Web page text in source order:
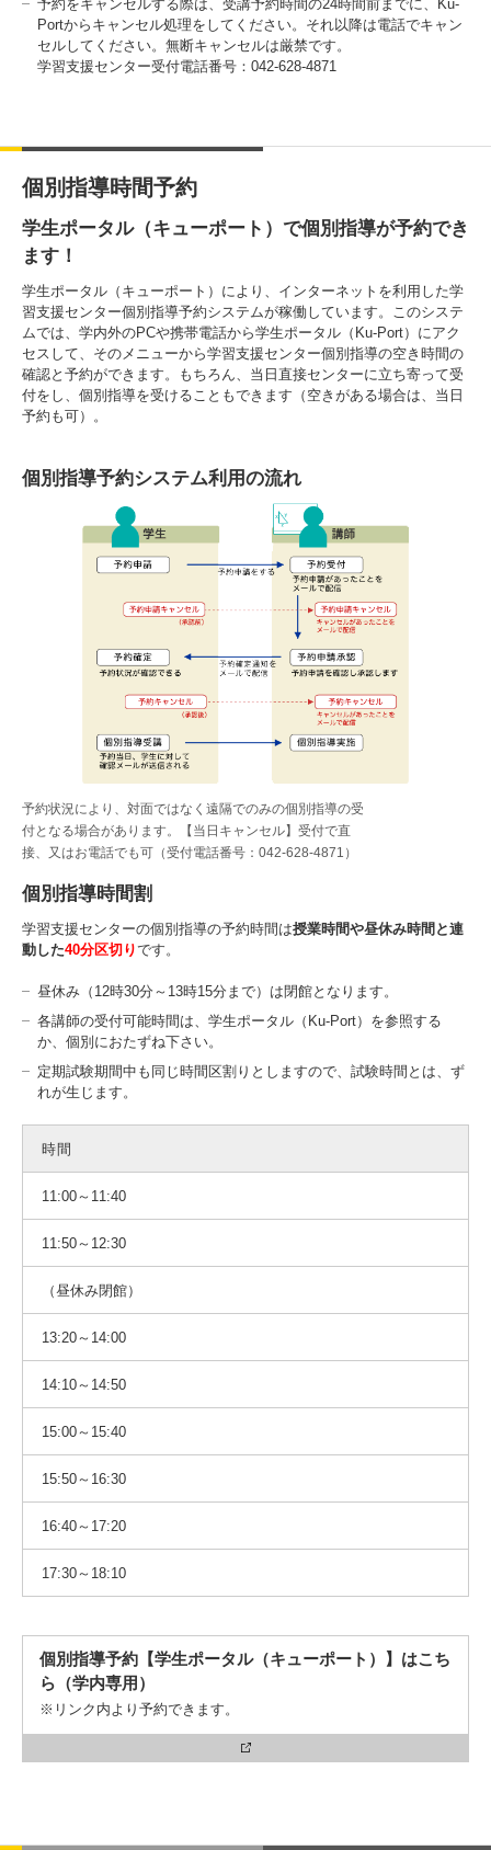
予約をキャンセルする際は、受講予約時間の24時間前までに、Ku-
Portからキャンセル処理をしてください。それ以降は電話でキャン
セルしてください。無断キャンセルは厳禁です。
学習支援センター受付電話番号：042-628-4871
個別指導時間予約
学生ポータル（キューポート）で個別指導が予約でき
ます！
学生ポータル（キューポート）により、インターネットを利用した学
習支援センター個別指導予約システムが稼働しています。このシステ
ムでは、学内外のPCや携帯電話から学生ポータル（Ku-Port）にアク
セスして、そのメニューから学習支援センター個別指導の空き時間の
確認と予約ができます。もちろん、当日直接センターに立ち寄って受
付をし、個別指導を受けることもできます（空きがある場合は、当日
予約も可）。
個別指導予約システム利用の流れ
予約状況により、対面ではなく遠隔でのみの個別指導の受
付となる場合があります。【当日キャンセル】受付で直
接、又はお電話でも可（受付電話番号：042-628-4871）
個別指導時間割
学習支援センターの個別指導の予約時間は授業時間や昼休み時間と連
動した40分区切りです。
昼休み（12時30分～13時15分まで）は閉館となります。
各講師の受付可能時間は、学生ポータル（Ku-Port）を参照する
か、個別におたずね下さい。
定期試験期間中も同じ時間区割りとしますので、試験時間とは、ず
れが生じます。
時間
11:00～11:40
11:50～12:30
（昼休み閉館）
13:20～14:00
14:10～14:50
15:00～15:40
15:50～16:30
16:40～17:20
17:30～18:10
個別指導予約【学生ポータル（キューポート）】はこち
ら（学内専用）
※リンク内より予約できます。